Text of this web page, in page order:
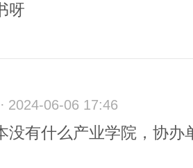
呀
· 2024-06-06 17:46
没有什么产业学院，协办